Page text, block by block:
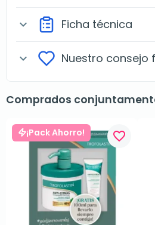
expand_more Ficha técnica
expand_more Nuestro consejo
Comprados
¡Pack Ahorro! favorite_border